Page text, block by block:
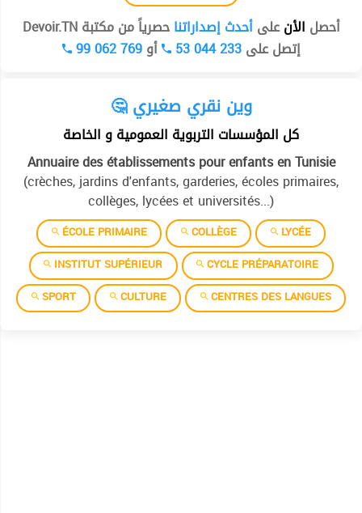
أحصل الأنعلىأحدث إصداراتناحصرياً من مكتبة Devoir.TN
إتصل على53 044 233 أو99 062 769
🤔 وين نقري صغيري
كل المؤسسات التربوية العمومية و الخاصة
Annuaire des établissements pour enfants en Tunisie
(crèches, jardins d'enfants, garderies, écoles primaires,
collèges, lycées et universités...)
ÉCOLE PRIMAIRE COLLÈGE
LYCÉE
INSTITUT SUPÉRIEUR
CYCLE PRÉPARATOIRE
SPORT
CULTURE CENTRES DES LANGUES